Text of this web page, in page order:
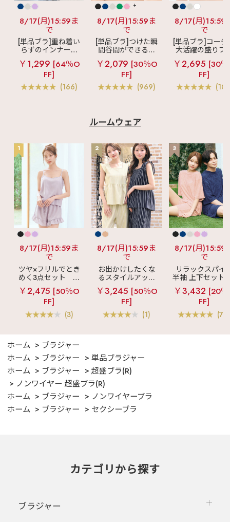
8/17(月)15:59ま
で
[単品ブラ]重ね着い
らずのインナーブ
ラ
リッチバスト
ブラトップ (ワイヤ
ー入り)
￥1,299 [64％O
FF]
(166)
+
8/17(月)15:59ま
で
[単品ブラ]つけた瞬
間谷間ができるシ
ームレスブラ
超
盛ブラ(R) シームレ
ス 単品ブラジャー
￥2,079 [30％O
FF]
(969)
8/17(月)15:59
で
[単品ブラ]コーデ
大活躍の盛りブ
ショートレン
ス ブラトップ 超
ブラ(R) 単品ブ
ャー
￥2,695 [30
FF]
ルームウェア
1
8/17(月)15:59ま
で
ツヤ×フリルでとき
めく3点セット
シ
ルキー ショートパ
ンツ 3点セット
￥2,475 [50％O
FF]
(3)
2
8/17(月)15:59ま
で
お出かけしたくな
るスタイルアップ
見え
ストライプ
フリル ロングパン
ツ 綿混 上下セット
￥3,245 [50％O
FF]
(1)
3
8/17(月)15:59
で
リラックスパイ
半袖 上下セット
女兼用サイズ)
￥3,432 [20
FF]
ホーム
ブラジャー
ホーム
ブラジャー
単品ブラジャー
ホーム
ブラジャー
超盛ブラ(R)
ノンワイヤー 超盛ブラ(R)
ホーム
ブラジャー
ノンワイヤーブラ
ホーム
ブラジャー セクシーブラ
カテゴリから探す
ブラジャー